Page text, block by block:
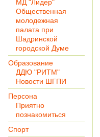
МД "Лидер"
Общественная
молодежная
палата при
Шадринской
городской Думе
Образование
ДДЮ "РИТМ"
Новости ШГПИ
Персона
Приятно
познакомиться
Спорт